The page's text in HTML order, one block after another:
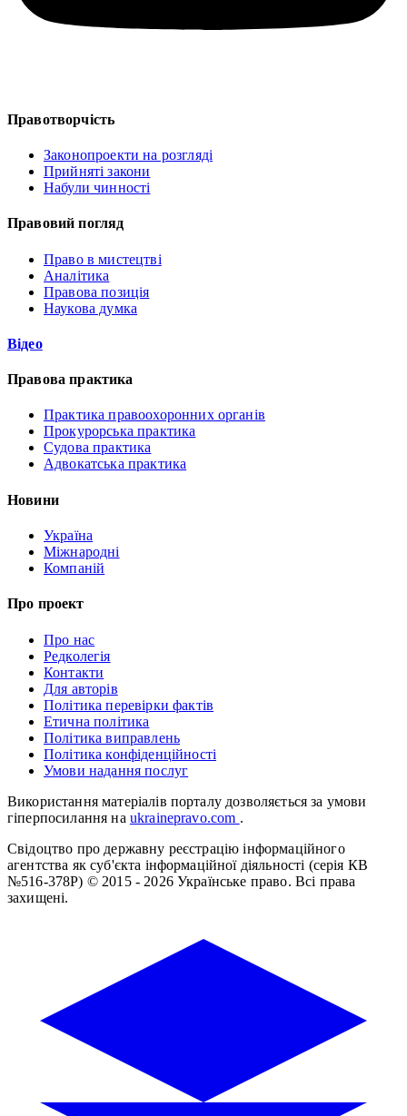
Правотворчість
Законопроекти на розгляді
Прийняті закони
Набули чинності
Правовий погляд
Право в мистецтві
Аналітика
Правова позиція
Наукова думка
Відео
Правова практика
Практика правоохоронних органів
Прокурорська практика
Судова практика
Адвокатська практика
Новини
Україна
Міжнародні
Компаній
Про проект
Про нас
Редколегія
Контакти
Для авторів
Політика перевірки фактів
Етична політика
Політика виправлень
Політика конфіденційності
Умови надання послуг
Використання матеріалів порталу дозволяється за умови
гіперпосилання на ukrainepravo.com .
Свідоцтво про державну реєстрацію інформаційного
агентства як суб'єкта інформаційної діяльності (серія КВ
№516-378Р) © 2015 - 2026 Українське право. Всі права
захищені.